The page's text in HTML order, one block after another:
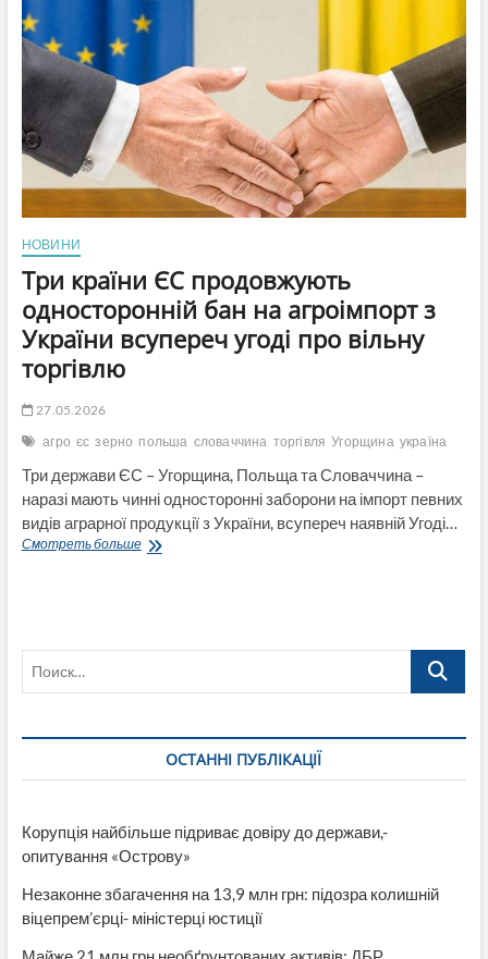
НОВИНИ
Три країни ЄС продовжують
односторонній бан на агроімпорт з
України всупереч угоді про вільну
торгівлю
27.05.2026
агро єс зерно польша словаччина торгівля Угорщина україна
Три держави ЄС – Угорщина, Польща та Словаччина –
наразі мають чинні односторонні заборони на імпорт певних
видів аграрної продукції з України, всупереч наявній Угоді…
Смотреть большеТри
всупереч
угоді
про
Поиск…
ОСТАННІ ПУБЛІКАЦІЇ
Корупція найбільше підриває довіру до держави,-
опитування «Острову»
Незаконне збагачення на 13,9 млн грн: підозра колишній
віцепрем’єрці- міністерці юстиції